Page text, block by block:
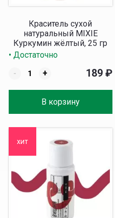
Краситель сухой
натуральный MIXIE
Куркумин жёлтый, 25 гр
• Достаточно
-
+
В корзину
189 ₽
хит